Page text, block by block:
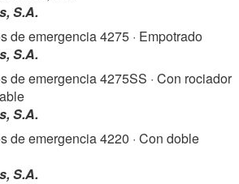
S.A.
de emergencia 4275 · Empotrado
S.A.
de emergencia 4275SS · Con rociador
S.A.
de emergencia 4220 · Con doble
S.A.